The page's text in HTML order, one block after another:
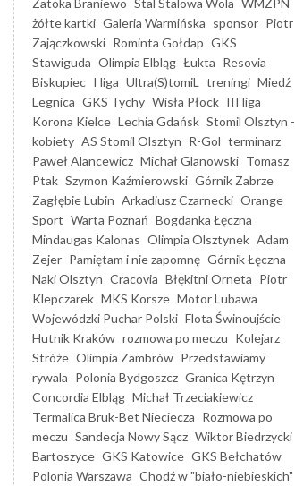
żółte kartki Galeria Warmińska sponsor Piotr
Zajączkowski Rominta Gołdap GKS
Stawiguda Olimpia Elbląg Łukta Resovia
Biskupiec I liga Ultra(S)tomiL treningi Miedź
Legnica GKS Tychy Wisła Płock III liga
Korona Kielce Lechia Gdańsk Stomil Olsztyn -
kobiety AS Stomil Olsztyn R-Gol terminarz
Paweł Alancewicz Michał Glanowski Tomasz
Ptak Szymon Kaźmierowski Górnik Zabrze
Zagłębie Lubin Arkadiusz Czarnecki Orange
Sport Warta Poznań Bogdanka Łęczna
Mindaugas Kalonas Olimpia Olsztynek Adam
Zejer Pamiętam i nie zapomnę Górnik Łęczna
Naki Olsztyn Cracovia Błękitni Orneta Piotr
Klepczarek MKS Korsze Motor Lubawa
Wojewódzki Puchar Polski Flota Świnoujście
Hutnik Kraków rozmowa po meczu Kolejarz
Stróże Olimpia Zambrów Przedstawiamy
rywala Polonia Bydgoszcz Granica Kętrzyn
Concordia Elbląg Michał Trzeciakiewicz
Termalica Bruk-Bet Nieciecza Rozmowa po
meczu Sandecja Nowy Sącz Wiktor Biedrzycki
Bartoszyce GKS Katowice GKS Bełchatów
Polonia Warszawa Chodź w "biało-niebieskich"